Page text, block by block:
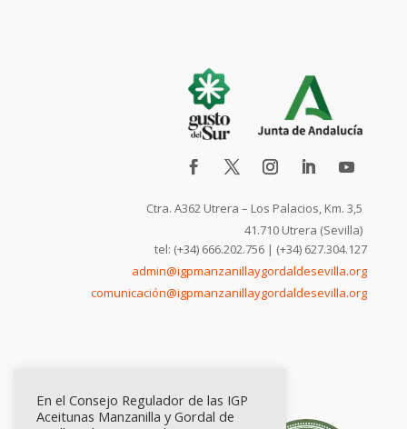
Ctra. A362 Utrera – Los Palacios, Km. 3,5
41.710 Utrera (Sevilla)
tel: (+34) 666.202.756 | (+34) 627.304.127
admin@igpmanzanillaygordaldesevilla.org
comunicación@igpmanzanillaygordaldesevilla.org
En el Consejo Regulador de las IGP
Aceitunas Manzanilla y Gordal de